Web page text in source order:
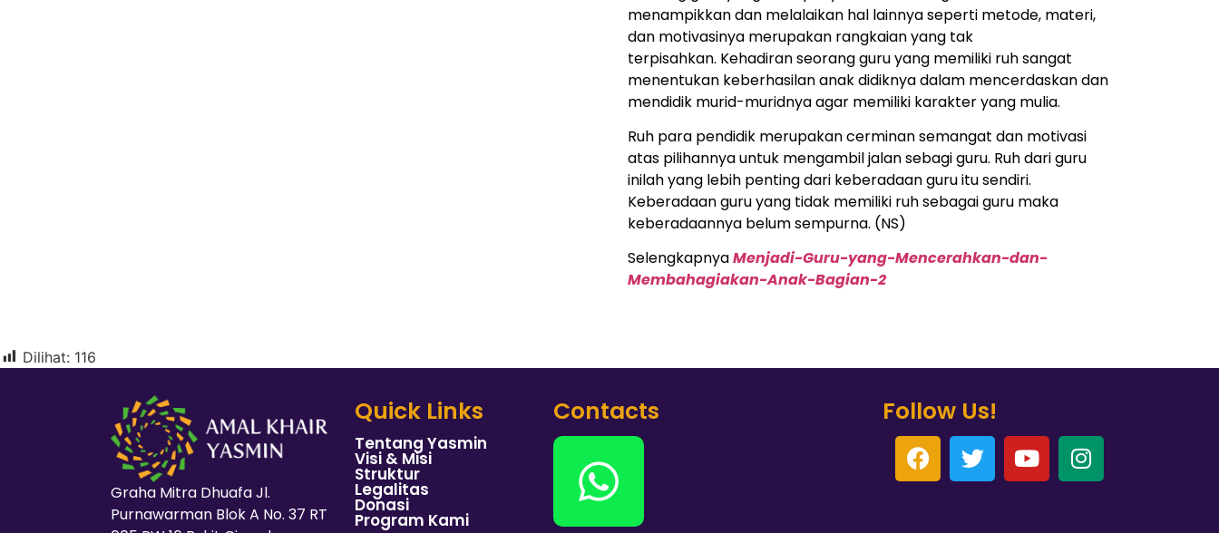
menampikkan dan melalaikan hal lainnya seperti metode, materi,
dan motivasinya merupakan rangkaian yang tak
terpisahkan. Kehadiran seorang guru yang memiliki ruh sangat
menentukan keberhasilan anak didiknya dalam mencerdaskan dan
mendidik murid-muridnya agar memiliki karakter yang mulia.
Ruh para pendidik merupakan cerminan semangat dan motivasi
atas pilihannya untuk mengambil jalan sebagi guru. Ruh dari guru
inilah yang lebih penting dari keberadaan guru itu sendiri.
Keberadaan guru yang tidak memiliki ruh sebagai guru maka
keberadaannya belum sempurna. (NS)
SelengkapnyaMenjadi-Guru-yang-Mencerahkan-dan-
Membahagiakan-Anak-Bagian-2
Dilihat: 116
Graha Mitra Dhuafa Jl.
Purnawarman Blok A No. 37 RT
Quick Links
Tentang Yasmin
Visi & Misi
Struktur
Legalitas
Donasi
Program Kami
Contacts Follow Us!